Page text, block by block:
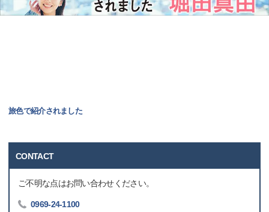
旅色で紹介されました
CONTACT
ご不明な点はお問い合わせください。
0969-24-1100